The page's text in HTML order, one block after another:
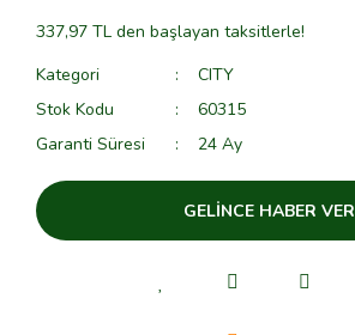
337,97 TL den başlayan taksitlerle!
Kategori
CITY
Stok Kodu
60315
Garanti Süresi
24 Ay
GELİNCE HABER VER